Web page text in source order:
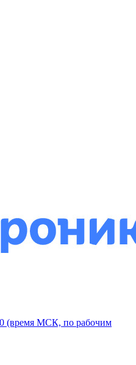
(время МСК, по рабочим